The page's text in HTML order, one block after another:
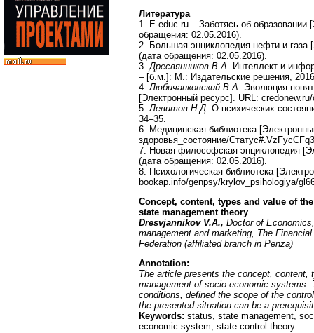
Литература
1. E-educ.ru – Заботясь об
обращения: 02.05.2016).
2. Большая энциклопедия нефти и газа
(дата обращения: 02.05.2016).
3. Дресвянников В.А.
Интеллект и
– [б.м.]: М.: Издательские решения,
4. Любичанковский В.А. Эволюция
[Электронный ресурс]. URL:
5. Левитов Н.Д. О психических
34–35.
6. Медицинская библиотека
здоровья_состояние/
7. Новая философская энциклопедия
(дата обращения: 02.05.2016).
8. Психологическая библиотека
bookap.info/genpsy/krylov_psihologiya/
Concept, content, types and value of
state management theory
Dresvjannikov V.A., Doctor of
management and marketing, The
Federation (affiliated branch in Penza)
Annotation:
The article presents the concept,
management of socio-economic systems.
conditions, defined the scope of the
the presented situation can be a
Keywords: status, state management,
economic system, state control theory.